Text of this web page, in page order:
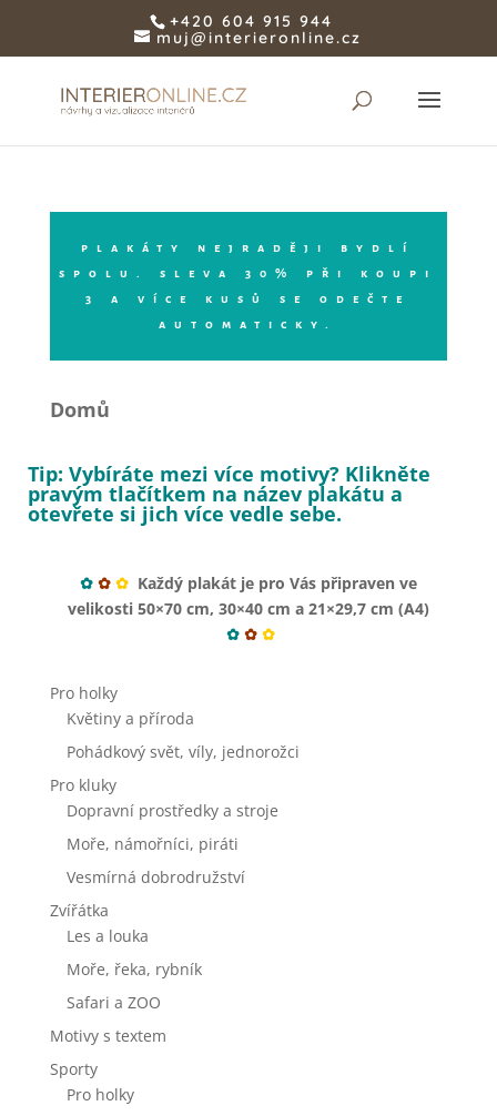
+420 604 915 944
muj@interieronline.cz
plakáty nejraději bydlí
spolu. sleva 30% při koupi
3 a více kusů se odečte
automaticky.
Domů
Tip: Vybíráte mezi více motivy? Klikněte
pravým tlačítkem na název plakátu a
otevřete si jich více vedle sebe.
✿ ✿ ✿ Každý plakát je pro Vás připraven ve
velikosti 50×70 cm, 30×40 cm a 21×29,7 cm (A4)
✿ ✿ ✿
Pro holky
Květiny a příroda
Pohádkový svět, víly, jednorožci
Pro kluky
Dopravní prostředky a stroje
Moře, námořníci, piráti
Vesmírná dobrodružství
Zvířátka
Les a louka
Moře, řeka, rybník
Safari a ZOO
Motivy s textem
Sporty
Pro holky